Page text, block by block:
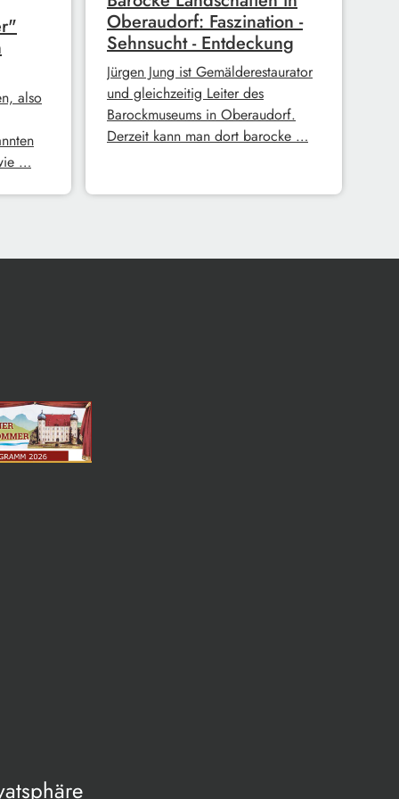
also
…
Oberaudorf: Faszination -
Sehnsucht - Entdeckung
Jürgen Jung ist Gemälderestaurator
und gleichzeitig Leiter des
Barockmuseums in Oberaudorf.
Derzeit kann man dort barocke …